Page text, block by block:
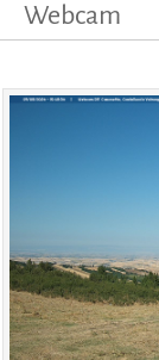
Webcam